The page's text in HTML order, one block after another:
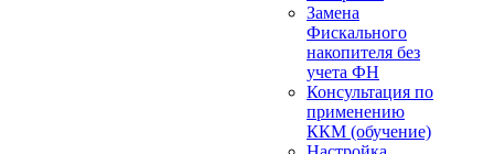
Замена
Фискального
накопителя без
учета ФН
Консультация по
применению
ККМ (обучение)